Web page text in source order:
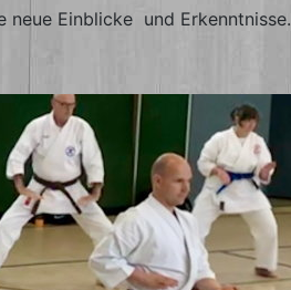
neue Einblicke und Erkenntnisse.